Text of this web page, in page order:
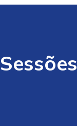
Sessões